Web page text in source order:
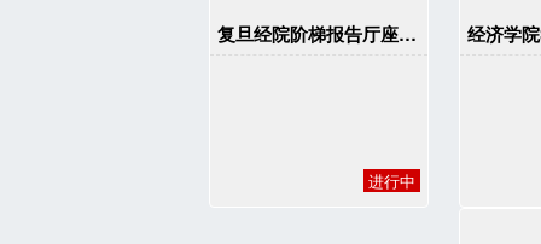
复旦经院阶梯报告厅座椅捐赠项目
进行中